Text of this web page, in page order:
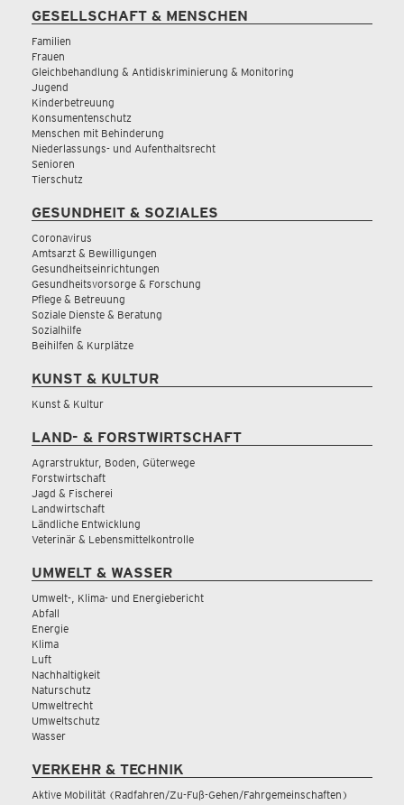
GESELLSCHAFT & MENSCHEN
Familien
Frauen
Gleichbehandlung & Antidiskriminierung & Monitoring
Jugend
Kinderbetreuung
Konsumentenschutz
Menschen mit Behinderung
Niederlassungs- und Aufenthaltsrecht
Senioren
Tierschutz
GESUNDHEIT & SOZIALES
Coronavirus
Amtsarzt & Bewilligungen
Gesundheitseinrichtungen
Gesundheitsvorsorge & Forschung
Pflege & Betreuung
Soziale Dienste & Beratung
Sozialhilfe
Beihilfen & Kurplätze
KUNST & KULTUR
Kunst & Kultur
LAND- & FORSTWIRTSCHAFT
Agrarstruktur, Boden, Güterwege
Forstwirtschaft
Jagd & Fischerei
Landwirtschaft
Ländliche Entwicklung
Veterinär & Lebensmittelkontrolle
UMWELT & WASSER
Umwelt-, Klima- und Energiebericht
Abfall
Energie
Klima
Luft
Nachhaltigkeit
Naturschutz
Umweltrecht
Umweltschutz
Wasser
VERKEHR & TECHNIK
Aktive Mobilität (Radfahren/Zu-Fuß-Gehen/Fahrgemeinschaften)